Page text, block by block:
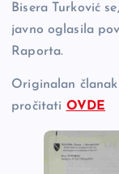
Bisera Turković
javno oglasila
Raporta.
Originalan
pročitati OVDE